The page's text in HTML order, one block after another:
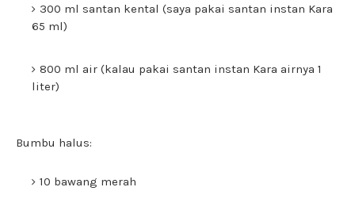
300 ml santan kental (saya pakai santan instan Kara
65 ml)
800 ml air (kalau pakai santan instan Kara airnya 1
liter)
Bumbu halus:
10 bawang merah